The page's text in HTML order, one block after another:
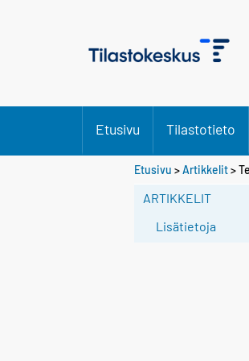
Etusivu Tilastotieto
Etusivu >Artikkelit>
ARTIKKELIT
Lisätietoja